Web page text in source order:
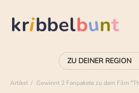
Artikel Gewinnt 2 Fanpakete zu dem Film